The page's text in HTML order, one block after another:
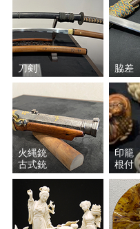
刀剣 脇差
火縄銃
古式銃
印籠
根付